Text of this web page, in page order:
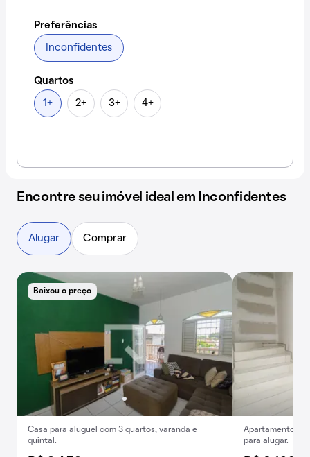
Preferências
Inconfidentes
Quartos
1+ 2+ 3+ 4+
Encontre seu imóvel ideal em Inconfidentes
Baixou o preço
Casa para aluguel com 3 quartos, varanda e
quintal.
Apartamento
para alugar.
Alugar Comprar